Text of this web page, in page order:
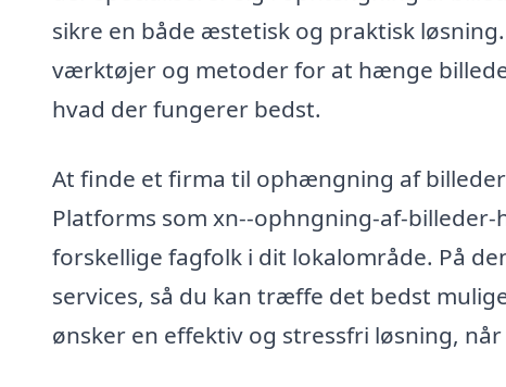
sikre en både æstetisk og praktisk
værktøjer og metoder for at hænge
hvad der fungerer bedst.
At finde et firma til ophængning af
Platforms som xn--ophngning-af-
forskellige fagfolk i dit lokalområde. På
services, så du kan træffe det bedst
ønsker en effektiv og stressfri løsning,